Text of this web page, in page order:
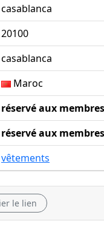
casablanca
20100
casablanca
Maroc
réservé aux membres
réservé aux membres
vêtements
le lien